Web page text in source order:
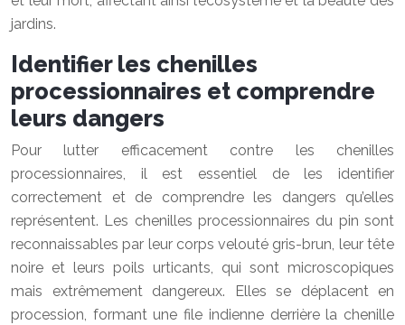
jardins.
Identifier les chenilles
processionnaires et comprendre
leurs dangers
Pour lutter efficacement contre les chenilles
processionnaires, il est essentiel de les identifier
correctement et de comprendre les dangers qu’elles
représentent. Les chenilles processionnaires du pin sont
reconnaissables par leur corps velouté gris-brun, leur tête
noire et leurs poils urticants, qui sont microscopiques
mais extrêmement dangereux. Elles se déplacent en
procession, formant une file indienne derrière la chenille